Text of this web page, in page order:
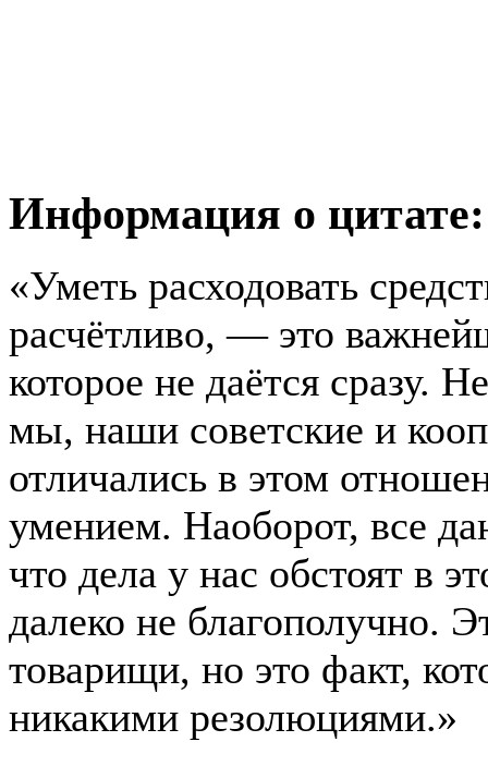
Информация о цитате:
«Уметь расходовать
расчётливо, — это
которое не даётся сразу.
мы, наши советские и
отличались в этом
умением. Наоборот, все
что дела у нас обстоят в
далеко не благополучно.
товарищи, но это факт,
никакими резолюциями.»